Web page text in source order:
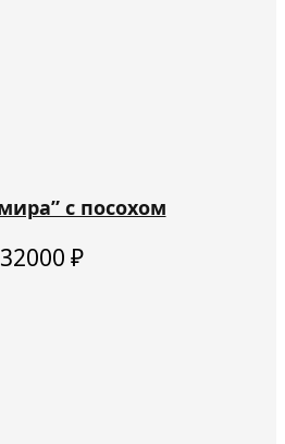
с посохом
32000 ₽